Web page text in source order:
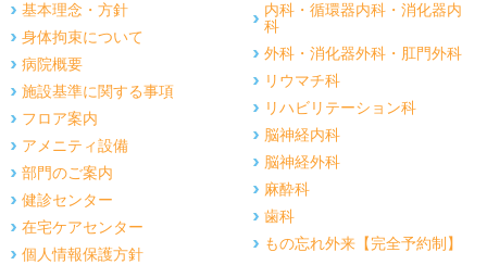
基本理念・方針
身体拘束について
病院概要
施設基準に関する事項
フロア案内
アメニティ設備
部門のご案内
健診センター
在宅ケアセンター
個人情報保護方針
内科・循環器内科・消化器内
科
外科・消化器外科・肛門外科
リウマチ科
リハビリテーション科
脳神経内科
脳神経外科
麻酔科
歯科
もの忘れ外来【完全予約制】